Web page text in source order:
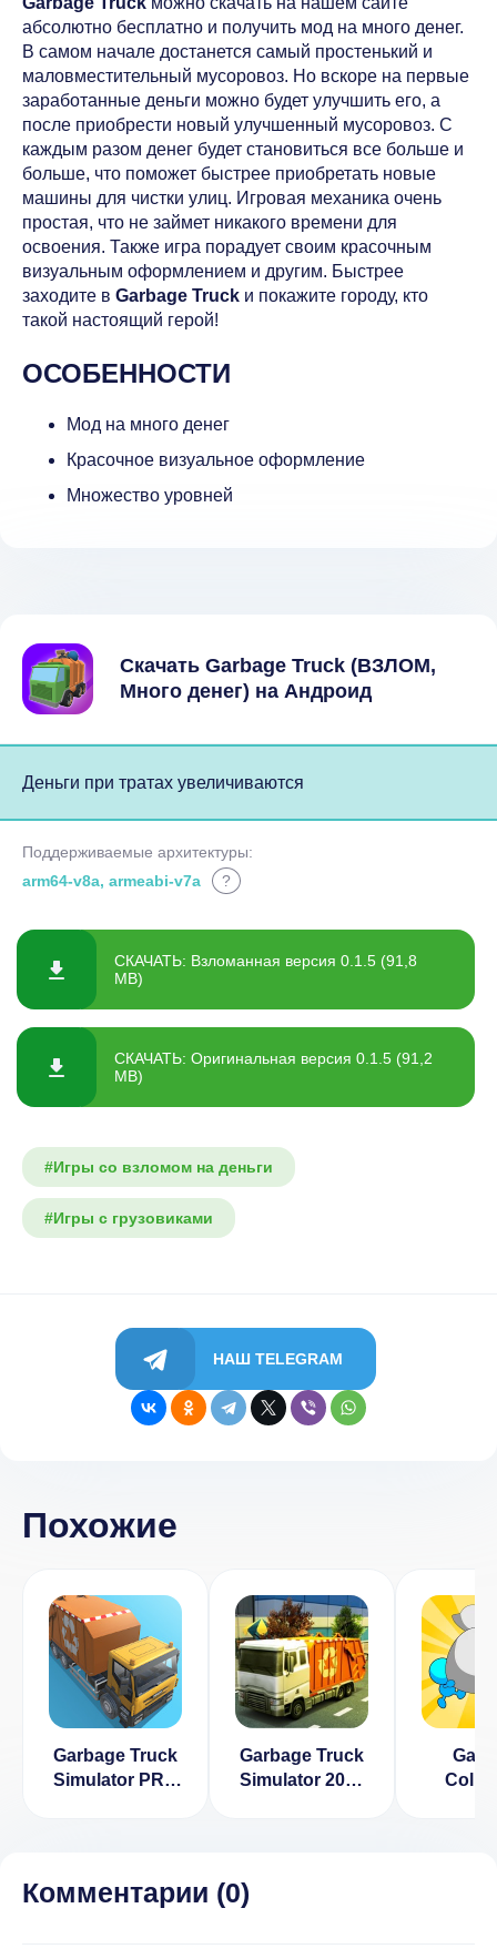
абсолютно бесплатно и получить мод на много денег.
В самом начале достанется самый простенький и
маловместительный мусоровоз. Но вскоре на первые
заработанные деньги можно будет улучшить его, а
после приобрести новый улучшенный мусоровоз. С
каждым разом денег будет становиться все больше и
больше, что поможет быстрее приобретать новые
машины для чистки улиц. Игровая механика очень
простая, что не займет никакого времени для
освоения. Также игра порадует своим красочным
визуальным оформлением и другим. Быстрее
заходите в Garbage Truck и покажите городу, кто
такой настоящий герой!
ОСОБЕННОСТИ
Мод на много денег
Красочное визуальное оформление
Множество уровней
Скачать Garbage Truck (ВЗЛОМ,
Много денег) на Андроид
Деньги при тратах увеличиваются
Поддерживаемые архитектуры:
arm64-v8a, armeabi-v7a
?
СКАЧАТЬ: Взломанная версия 0.1.5 (91,8
MB)
СКАЧАТЬ: Оригинальная версия 0.1.5 (91,2
MB)
#Игры со взломом на деньги
#Игры с грузовиками
НАШ TELEGRAM
Похожие
Garbage Truck
Simulator PRO
Garbage Truck
Simulator 2015
Комментарии (0)